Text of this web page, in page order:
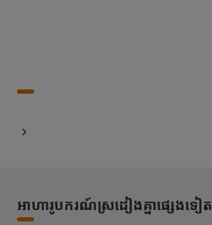
អាហារូបករណ៍ស្រដៀងគ្នាផ្សេងទៀត